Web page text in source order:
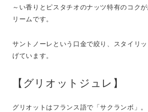
～い香りとピスタチオのナッツ特有のコク
リームです。
サントノーレという口金で絞り、スタイリ
げています。
【グリオットジュレ】
グリオットはフランス語で「サクランボ」